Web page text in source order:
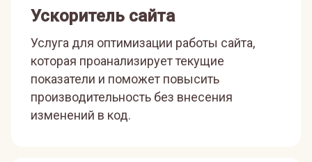
Ускоритель сайта
Услуга для оптимизации работы сайта,
которая проанализирует текущие
показатели и поможет повысить
производительность без внесения
изменений в код.